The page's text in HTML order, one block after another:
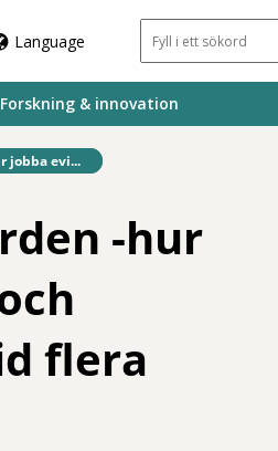
Language Sökfält
Forskning & innovation
jobba evi...
-hur
flera